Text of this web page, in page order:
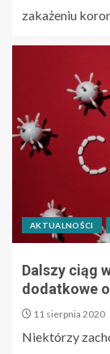
zakażeniu
AKTUALNOŚCI
Dalszy ciąg
dodatkowe
11 sierpnia 2020
Niektórzy